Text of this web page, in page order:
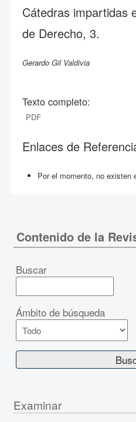
Cátedras impartidas
de Derecho, 3.
Gerardo Gil Valdivia
Texto completo:
PDF
Enlaces de
Por el momento, no existen
Contenido de la
Buscar
Ámbito de búsqueda
Examinar